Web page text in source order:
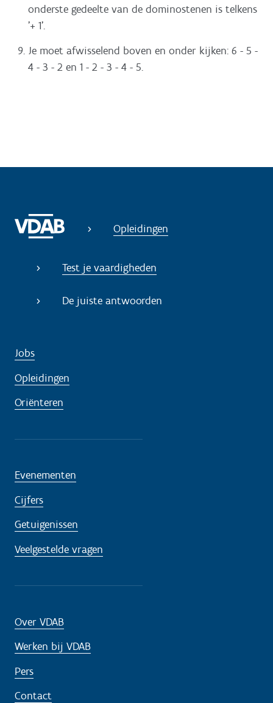
onderste gedeelte van de dominostenen is telkens
'+ 1'.
Je moet afwisselend boven en onder kijken: 6 - 5 -
4 - 3 - 2 en 1 - 2 - 3 - 4 - 5.
Opleidingen
Test je vaardigheden
De juiste antwoorden
Jobs
Opleidingen
Oriënteren
Evenementen
Cijfers
Getuigenissen
Veelgestelde vragen
Over VDAB
Werken bij VDAB
Pers
Contact